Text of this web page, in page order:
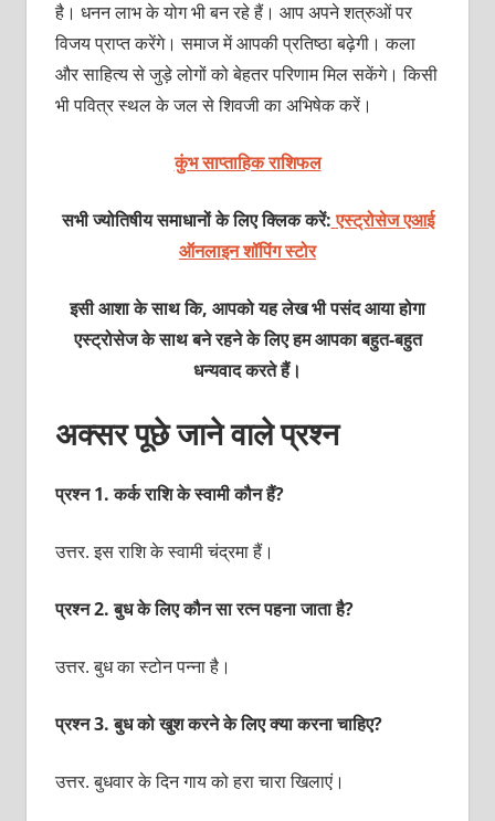
है। धनन लाभ के योग भी बन रहे हैं। आप अपने शत्रुओं पर
विजय प्राप्‍त करेंगे। समाज में आपकी प्रतिष्‍ठा बढ़ेगी। कला
और साहित्य से जुड़े लोगों को बेहतर परिणाम मिल सकेंगे। किसी
भी पवित्र स्थल के जल से शिवजी का अभिषेक करें।
कुंभ साप्ताहिक राशिफल
सभी ज्योतिषीय समाधानों के लिए क्लिक करें: एस्ट्रोसेज एआई
ऑनलाइन शॉपिंग स्टोर
इसी आशा के साथ कि, आपको यह लेख भी पसंद आया होगा
एस्ट्रोसेज के साथ बने रहने के लिए हम आपका बहुत-बहुत
धन्यवाद करते हैं।
अक्‍सर पूछे जाने वाले प्रश्‍न
प्रश्‍न 1. कर्क राशि के स्‍वामी कौन हैं?
उत्तर. इस राशि के स्‍वामी चंद्रमा हैं।
प्रश्‍न 2. बुध के लिए कौन सा रत्‍न पहना जाता है?
उत्तर. बुध का स्‍टोन पन्‍ना है।
प्रश्‍न 3. बुध को खुश करने के लिए क्‍या करना चाहिए?
उत्तर. बुधवार के दिन गाय को हरा चारा खिलाएं।